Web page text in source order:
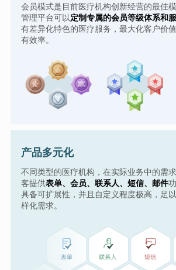
会员模式是目前医疗机构创新经营的最佳
管理平台可以定制专属的会员等级体系和
有差异化特色的医疗服务，最大化客户价
有效率。
产品多元化
不同类型的医疗机构，在实际业务中的需
客提供表单、会员、联系人、短信、邮件
具备可扩展性，并且自定义程度极高，足
样化需求。